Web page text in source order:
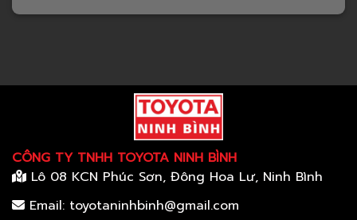
CÔNG TY TNHH TOYOTA NINH BÌNH
Lô 08 KCN Phúc Sơn, Đông Hoa Lư, Ninh Bình
Email: toyotaninhbinh@gmail.com